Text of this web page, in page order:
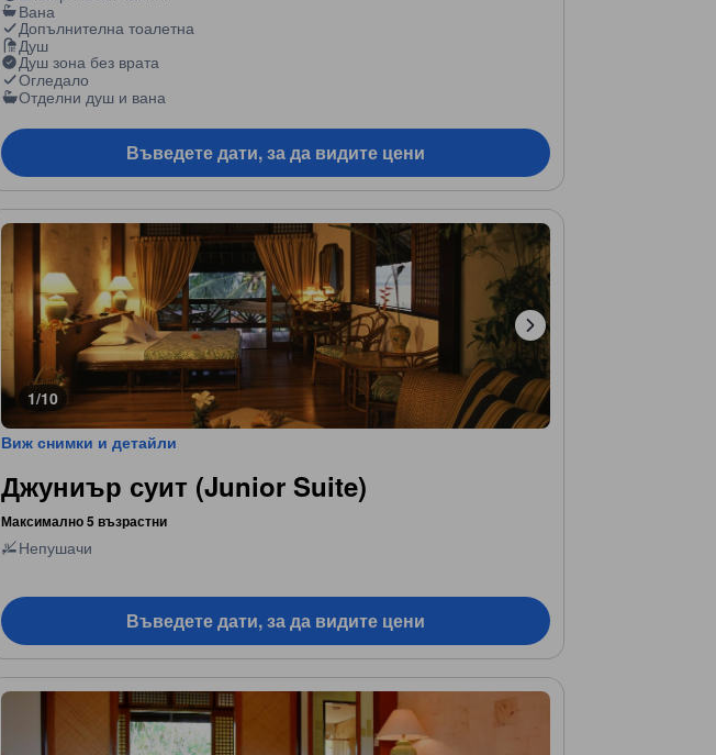
Вана
Допълнителна тоалетна
Душ
Душ зона без врата
Огледало
Отделни душ и вана
Въведете дати, за да видите цени
1/10
Виж снимки и детайли
Джуниър суит (Junior Suite)
Максимално 5 възрастни
Непушачи
Въведете дати, за да видите цени